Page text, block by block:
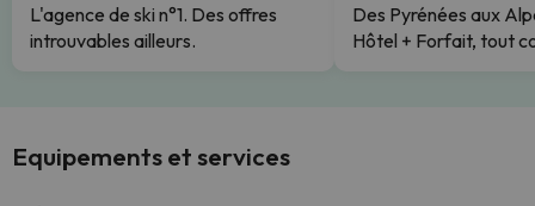
L'agence de ski n°1. Des offres
introuvables ailleurs.
Des Pyrénées aux
Hôtel + Forfait, tout
Equipements et services